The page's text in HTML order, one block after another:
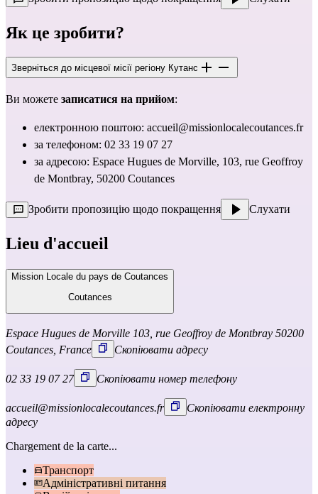
Як це зробити?
Зверніться до місцевої місії регіону Кутанс
Ви можете записатися на прийом:
електронною поштою: accueil@missionlocalecoutances.fr
за телефоном: 02 33 19 07 27
за адресою: Espace Hugues de Morville, 103, rue Geoffroy
de Montbray, 50200 Coutances
Зробити пропозицію щодо покращення Слухати
Lieu d'accueil
Mission Locale du pays de Coutances
Coutances
Espace Hugues de Morville 103, rue Geoffroy de Montbray 50200
Coutances, France
Скопіювати адресу
02 33 19 07 27 Скопіювати номер телефону
accueil@missionlocalecoutances.fr
Скопіювати електронну
адресу
Chargement de la carte...
Транспорт
Адміністративні питання